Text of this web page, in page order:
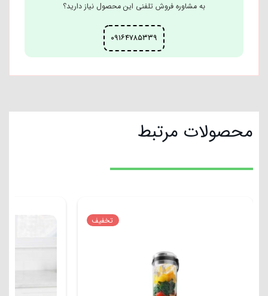
به مشاوره فروش تلفنی این محصول نیاز دارید؟
۰۹۱۶۴۷۸۵۳۳۹
محصولات مرتبط
تخفیف